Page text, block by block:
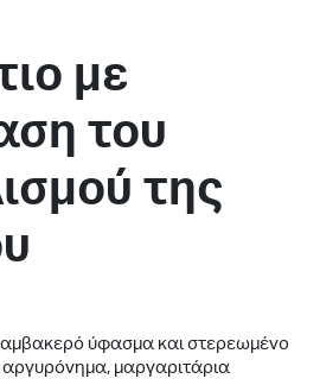
με
του
της
ύφασμα και στερεωμένο
μαργαριτάρια